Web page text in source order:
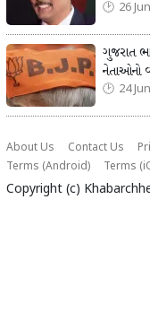
26
ગુજરાત
નેતાઓનો
24
About Us Contact Us
Terms (Android)
Terms
Copyright (c)